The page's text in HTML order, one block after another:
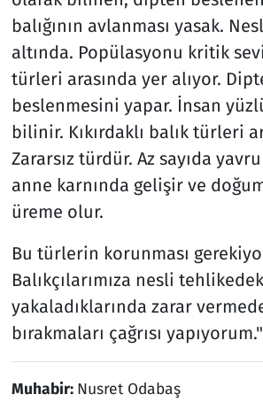
balığının avlanması yasak.
altında. Popülasyonu kritik
türleri arasında yer alıyor.
beslenmesini yapar. İnsan
bilinir. Kıkırdaklı balık türleri
Zararsız türdür. Az sayıda
anne karnında gelişir ve
üreme olur.
Bu türlerin korunması
Balıkçılarımıza nesli
yakaladıklarında zarar
bırakmaları çağrısı
Muhabir: Nusret Odabaş